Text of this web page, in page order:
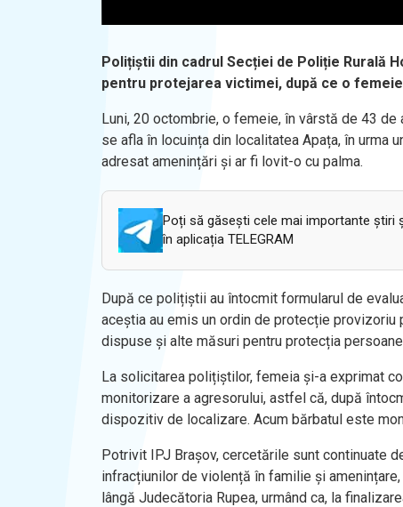
Polițiștii din cadrul Secției de Poliție Rurală
pentru protejarea victimei, după ce o
Luni, 20 octombrie, o femeie, în vârstă de 43
se afla în locuința din localitatea Apața, în urma
adresat amenințări și ar fi lovit-o cu palma.
Poți să găsești cele mai importante știri
în aplicația TELEGRAM
După ce polițiștii au întocmit formularul de
aceștia au emis un ordin de protecție provizoriu
dispuse și alte măsuri pentru protecția
La solicitarea polițiștilor, femeia și-a exprimat
monitorizare a agresorului, astfel că, după
dispozitiv de localizare. Acum bărbatul este
Potrivit IPJ Brașov, cercetările sunt continuate
infracțiunilor de violență în familie și
lângă Judecătoria Rupea, urmând ca, la